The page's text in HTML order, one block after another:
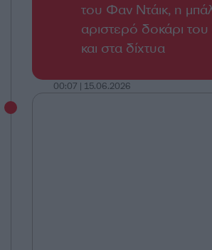
του Φαν Ντάικ, η
αριστερό δοκάρι του
και στα δίχτυα
00:07 | 15.06.2026